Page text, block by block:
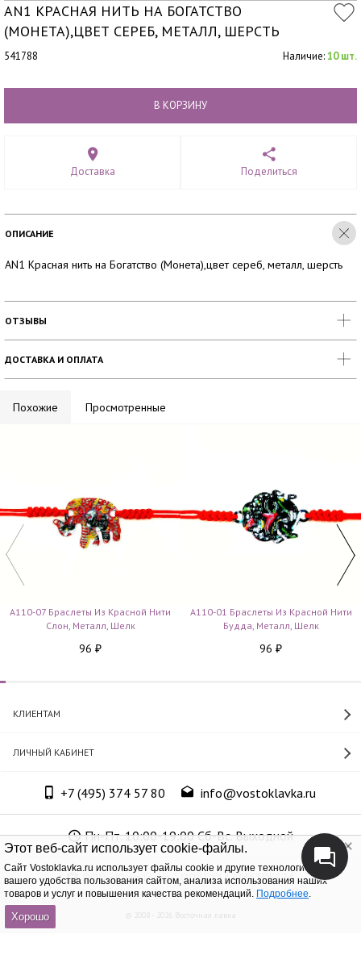
Этот веб-сайт использует cookie-файлы.
Cайт Vostoklavka.ru использует файлы cookie и другие технологии для
вашего удобства пользования сайтом, анализа использования наших
товаров и услуг и повышения качества рекомендаций. Подробнее.
Хорошо
AN1 КРАСНАЯ НИТЬ НА БОГАТСТВО
(МОНЕТА),ЦВЕТ СЕРЕБ, МЕТАЛЛ, ШЕРСТЬ
541788 Наличие:10 шт.
В КОРЗИНУ
Доставка Поделиться
ОПИСАНИЕ
AN1 Красная нить на Богатство (Монета),цвет сереб, металл, шерсть
ОТЗЫВЫ
ДОСТАВКА И ОПЛАТА
Похожие Просмотренные
A110-07 Браслеты Из Красной Нити
Слон, Металл, Шелк
96 ₽
A110-01 Браслеты Из Красной Нити
Будда, Металл, Шелк
96 ₽
КЛИЕНТАМ
ЛИЧНЫЙ КАБИНЕТ
+7 (495) 374 57 80 info@vostoklavka.ru
Пн-Пт. 10:00-19:00 Сб-Вс. Выходной
ООО «Юнит Групп», ОГРН 1147746305574